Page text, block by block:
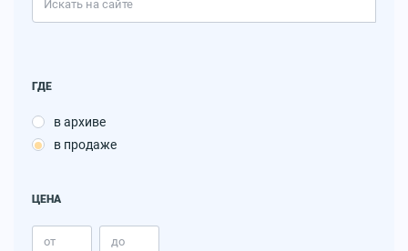
ГДЕ
в архиве
в продаже
ЦЕНА